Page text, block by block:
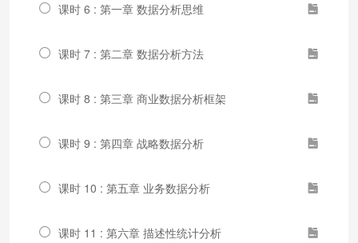
课时 6 : 第一章 数据分析思维
课时 7 : 第二章 数据分析方法
课时 8 : 第三章 商业数据分析框架
课时 9 : 第四章 战略数据分析
课时 10 : 第五章 业务数据分析
课时 11 : 第六章 描述性统计分析